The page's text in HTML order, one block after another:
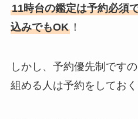
11時台の鑑定は予約必須
込みでもOK！
しかし、予約優先制です
組める人は予約をしてお